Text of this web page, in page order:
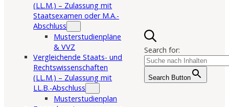
(LL.M.) – Zulassung mit
Staatsexamen oder M.A.-
Abschluss
Musterstudienpläne
& VVZ
Vergleichende Staats- und
Rechtswissenschaften
(LL.M.) – Zulassung mit
LL.B.-Abschluss
Musterstudienplan
Search for:
Search Button